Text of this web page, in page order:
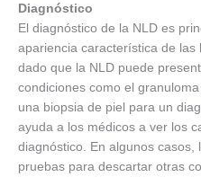
Diagnóstico
El diagnóstico de la NLD es
apariencia característica de las
dado que la NLD puede
condiciones como el
una biopsia de piel para un
ayuda a los médicos a ver los
diagnóstico. En algunos
pruebas para descartar otras